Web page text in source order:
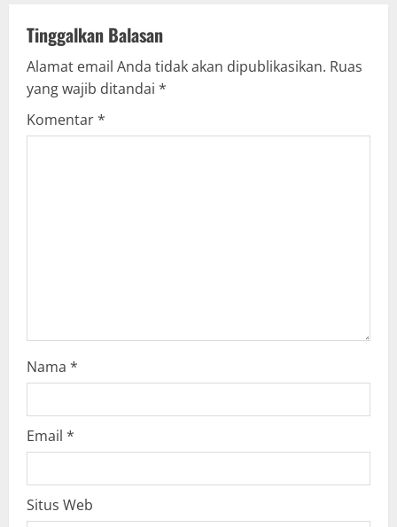
v
i
g
Tinggalkan Balasan
Alamat email Anda tidak akan dipublikasikan. Ruas
yang wajib ditandai *
Komentar*
Nama *
Email *
Situs Web